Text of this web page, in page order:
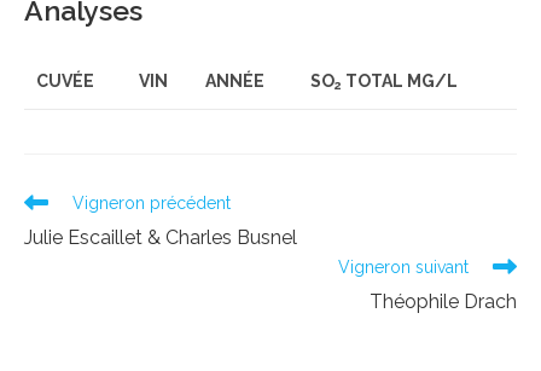
Analyses
CUVÉE VIN ANNÉE SO2 TOTAL MG/L
Read
articles
Vigneron précédent
Julie Escaillet & Charles Busnel
Vigneron suivant
Théophile Drach